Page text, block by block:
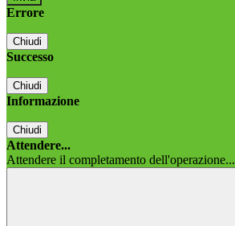
Errore
Chiudi
Successo
Chiudi
Informazione
Chiudi
Attendere...
Attendere il completamento dell'operazione...